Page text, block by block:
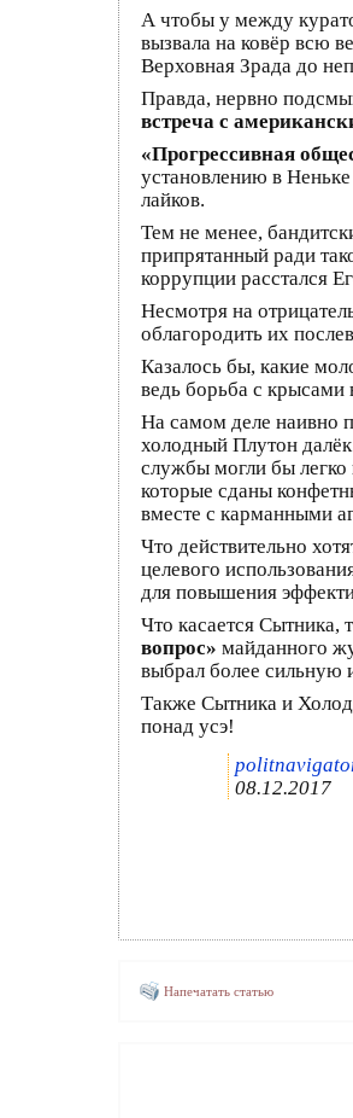
А чтобы у между
вызвала на ковёр всю
Верховная Зрада до
Правда, нервно
встреча с
«Прогрессивная
установлению в
лайков.
Тем не менее,
припрятанный ради
коррупции расстался
Несмотря на
облагородить их
Казалось бы, какие
ведь борьба с крысами
На самом деле наивно
холодный Плутон
службы могли бы легко
которые сданы
вместе с карманными
Что действительно
целевого
для повышения
Что касается
вопрос» майданного
выбрал более сильную
Также Сытника и
понад усэ!
08.12.2017
Напечатать статью